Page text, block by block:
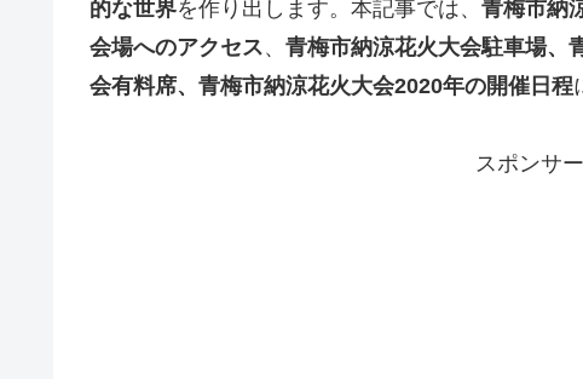
的な世界を作り出します。本記事では、 青梅市納
会場へのアクセス、 青梅市納涼花火大会駐車場、
会有料席、青梅市納涼花火大会2020年の開催日程
スポンサ